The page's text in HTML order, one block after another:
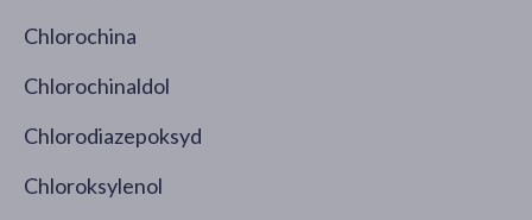
Chlorochina
Chlorochinaldol
Chlorodiazepoksyd
Chloroksylenol